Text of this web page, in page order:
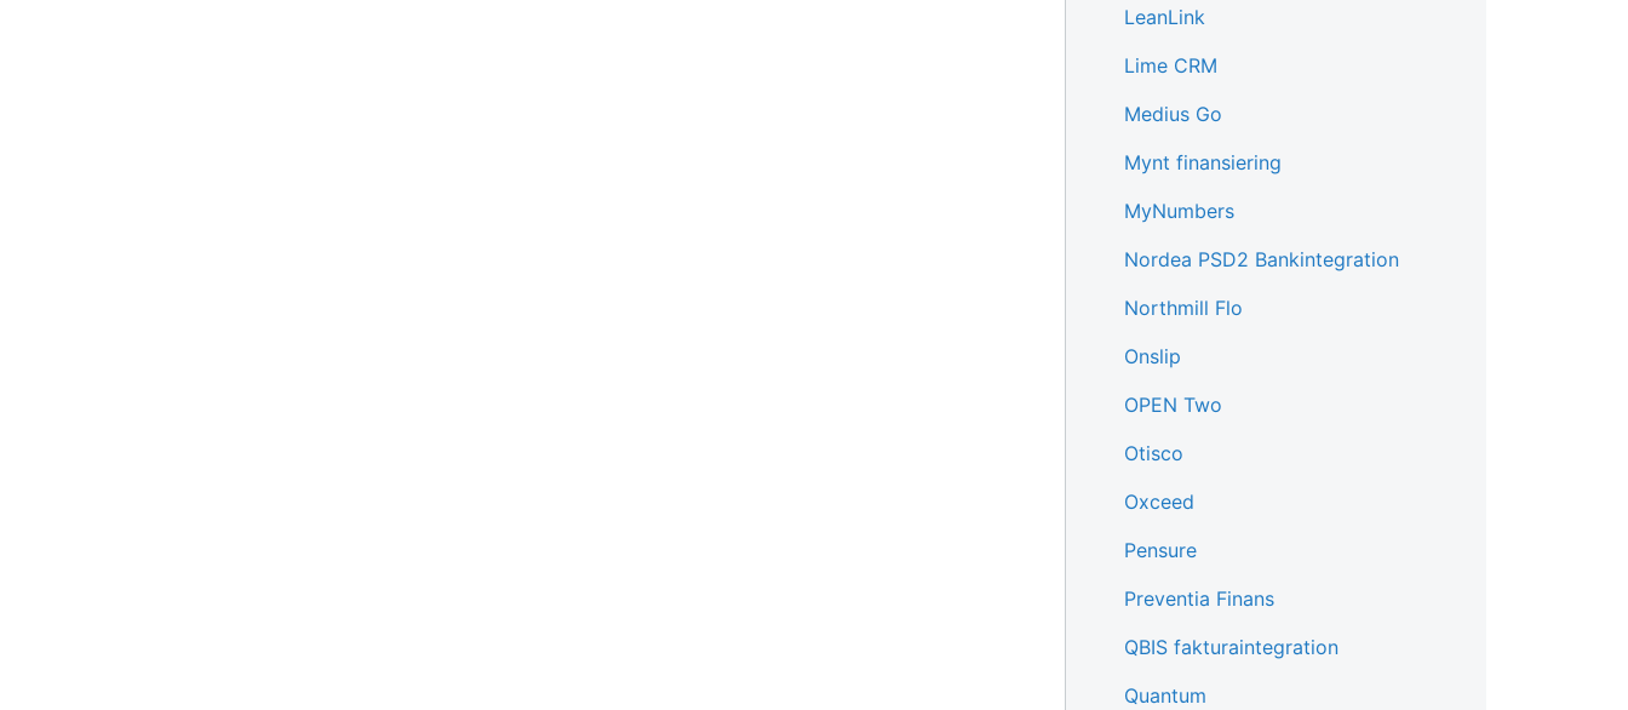
LeanLink
Lime CRM
Medius Go
Mynt finansiering
MyNumbers
Nordea PSD2 Bankintegration
Northmill Flo
Onslip
OPEN Two
Otisco
Oxceed
Pensure
Preventia Finans
QBIS fakturaintegration
Quantum